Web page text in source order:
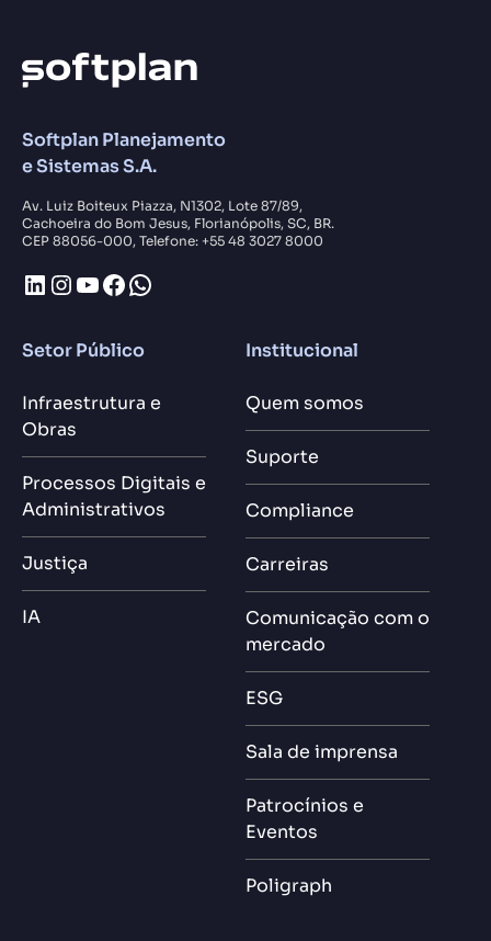
Softplan Planejamento
e Sistemas S.A.
Av. Luiz Boiteux Piazza, N1302, Lote 87/89,
Cachoeira do Bom Jesus, Florianópolis, SC, BR.
CEP 88056-000, Telefone: +55 48 3027 8000
LinkedIn
Instagram
Youtube
Facebook
WhatsApp
Setor Público
Infraestrutura e
Obras
Processos Digitais e
Administrativos
Justiça
IA
Institucional
Quem somos
Suporte
Compliance
Carreiras
Comunicação com o
mercado
ESG
Sala de imprensa
Patrocínios e
Eventos
Poligraph